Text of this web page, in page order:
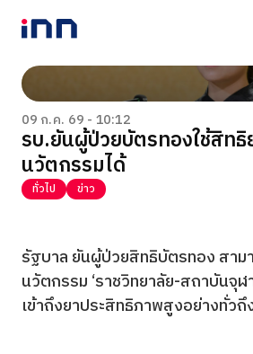
NEWS
ENTERTAINMENT
LIFESTYLE
HOROSCOPE
LOTTERY
VIDEO
09 ก.ค. 69 - 10:12
รบ.ยันผู้ป่วยบัตรทองใช้สิทธิ
นวัตกรรมได้
ทั่วไป ข่าว
รัฐบาล ยันผู้ป่วยสิทธิบัตรทอง สาม
นวัตกรรม ‘ราชวิทยาลัย-สถาบันจุ
เข้าถึงยาประสิทธิภาพสูงอย่างทั่วถึ